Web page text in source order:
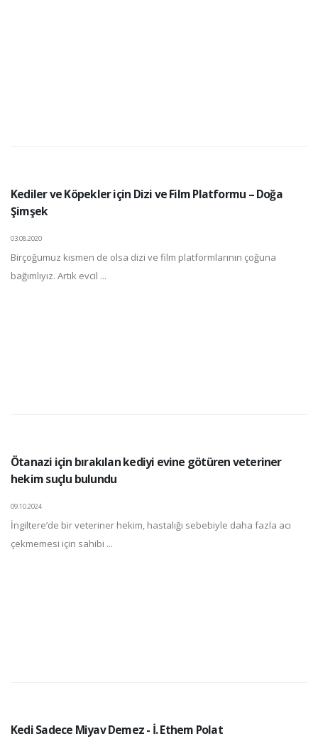
Kediler ve Köpekler için Dizi ve Film Platformu – Doğa
Şimşek
03.08.2020
Birçoğumuz kısmen de olsa dizi ve film platformlarının çoğuna
bağımlıyız. Artık evcil ...
Ötanazi için bırakılan kediyi evine götüren veteriner
hekim suçlu bulundu
09.10.2024
İngiltere’de bir veteriner hekim, hastalığı sebebiyle daha fazla acı
çekmemesi için sahibi ...
Kedi Sadece Miyav Demez - İ. Ethem Polat